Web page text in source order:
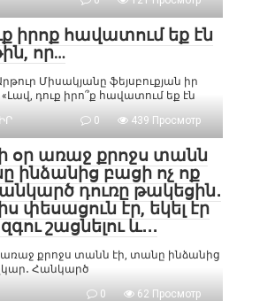
իրոք հավատում եք էն
որ…
Միսակյանը ֆեյսբուքյան իր
«Լավ, դուք իրո՞ք հավատում եք էն
0 439 Просмотр
օր առաջ քրոջս տանն
ինձանից բացի ոչ ոք
դուռը թակեցին․
փեսացուն էր, եկել էր
շացնելու և․․․
քրոջս տանն էի, տանը ինձանից
Հանկարծ
0 62 Просмотр